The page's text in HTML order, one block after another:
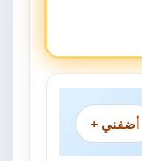
أضفني +